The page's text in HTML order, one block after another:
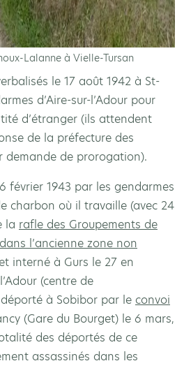
Lalanne à Vielle-Tursan
le 17 août 1942 à St-
d’Aire-sur-l’Adour pour
d’étranger (ils attendent
de la préfecture des
demande de prorogation).
février 1943 par les gendarmes
charbon où il travaille (avec 24
la rafle des Groupements de
l’ancienne zone non
interné à Gurs le 27 en
(centre de
à Sobibor par le convoi
(Gare du Bourget) le 6 mars,
des déportés de ce
assassinés dans les